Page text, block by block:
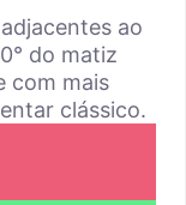
ao
do matiz
com mais
clássico.